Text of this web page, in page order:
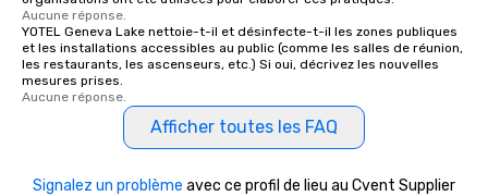
Aucune réponse.
YOTEL Geneva Lake nettoie-t-il et désinfecte-t-il les zones publiques
et les installations accessibles au public (comme les salles de réunion,
les restaurants, les ascenseurs, etc.) Si oui, décrivez les nouvelles
mesures prises.
Aucune réponse.
Afficher toutes les FAQ
Signalez un problème avec ce profil de lieu au Cvent Supplier